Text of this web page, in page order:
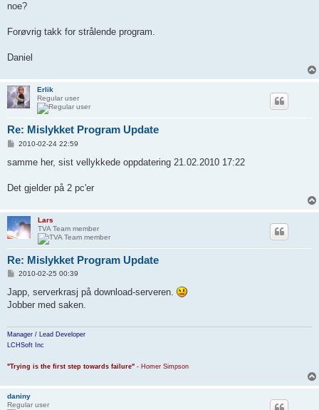
noe?
Forøvrig takk for strålende program.
Daniel
Erlik
Regular user
Re: Mislykket Program Update
P
s
2010-02-24 22:59
samme her, sist vellykkede oppdatering 21.02.2010 17:22
Det gjelder på 2 pc'er
Lars
TVA Team member
Re: Mislykket Program Update
P
s
t
2010-02-25 00:39
Japp, serverkrasj på download-serveren.
Jobber med saken.
Manager / Lead Developer
LCHSoft Inc
"Trying is the first step towards failure" - Homer Simpson
daniny
Regular user